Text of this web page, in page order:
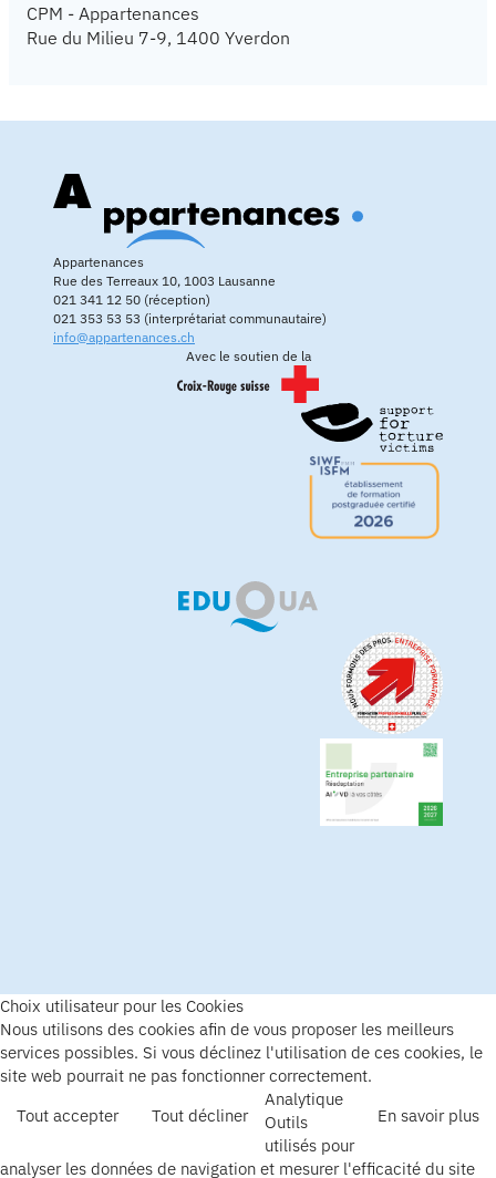
CPM - Appartenances
Rue du Milieu 7-9, 1400 Yverdon
Appartenances
Rue des Terreaux 10, 1003 Lausanne
021 341 12 50 (réception)
021 353 53 53 (interprétariat communautaire)
info@appartenances.ch
Avec le soutien de la
Choix utilisateur pour les Cookies
Nous utilisons des cookies afin de vous proposer les meilleurs
services possibles. Si vous déclinez l'utilisation de ces cookies, le
site web pourrait ne pas fonctionner correctement.
Tout accepter
Tout décliner En savoir plus
Analytique
Outils
utilisés pour
analyser les données de navigation et mesurer l'efficacité du site